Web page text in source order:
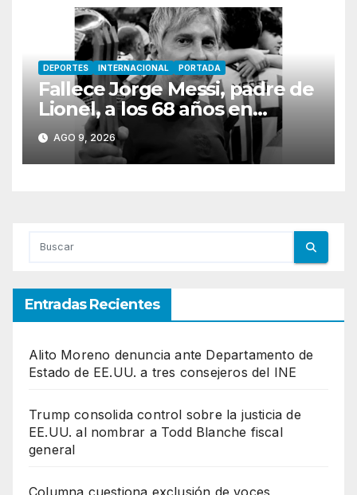
DEPORTES INTERNACIONAL PORTADA
Fallece Jorge Messi, padre de
Lionel, a los 68 años en
Rosario
AGO 9, 2026
Entradas Recientes
Alito Moreno denuncia ante Departamento de
Estado de EE.UU. a tres consejeros del INE
Trump consolida control sobre la justicia de
EE.UU. al nombrar a Todd Blanche fiscal
general